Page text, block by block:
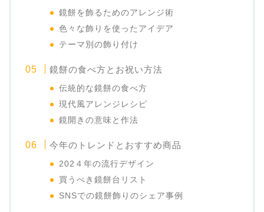
鏡餅を飾るためのアレンジ術
色々な飾りを使ったアイデア
テーマ別の飾り付け
鏡餅の食べ方とお祝い方法
伝統的な鏡餅の食べ方
現代風アレンジレシピ
鏡開きの意味と作法
今年のトレンドとおすすめ商品
202４年の流行デザイン
買うべき鏡餅台リスト
SNSでの鏡餅飾りのシェア事例